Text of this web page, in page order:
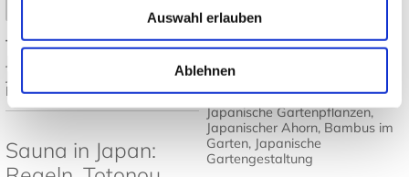
Auswahl erlauben
Ablehnen
Tags: Japanisches Design,
Tatami und
Futon
➤
Mehr lesen
Tags: Japanischer Garten,
Japanische Gartenpflanzen,
Japanischer Ahorn, Bambus im
Garten, Japanische
Gartengestaltung
Sauna in Japan: